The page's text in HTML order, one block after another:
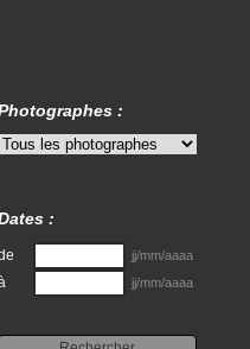
:
:
jj/mm/aaaa
jj/mm/aaaa